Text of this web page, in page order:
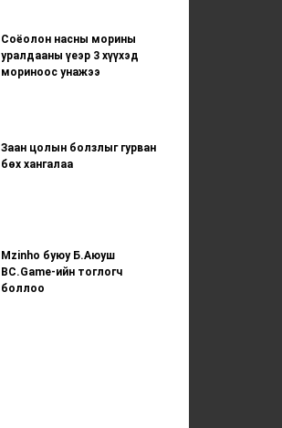
Соёолон насны морины
уралдааны үеэр 3 хүүхэд
мориноос унажээ
Заан цолын болзлыг гурван
бөх хангалаа
Mzinho буюу Б.Аюуш
BC.Game-ийн тоглогч
боллоо